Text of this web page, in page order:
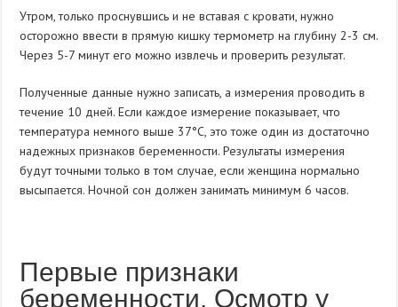
Утром, только проснувшись и не вставая с кровати, нужно
осторожно ввести в прямую кишку термометр на глубину 2-3 см.
Через 5-7 минут его можно извлечь и проверить результат.
Полученные данные нужно записать, а измерения проводить в
течение 10 дней. Если каждое измерение показывает, что
температура немного выше 37°С, это тоже один из достаточно
надежных признаков беременности. Результаты измерения
будут точными только в том случае, если женщина нормально
высыпается. Ночной сон должен занимать минимум 6 часов.
Первые признаки
беременности. Осмотр у